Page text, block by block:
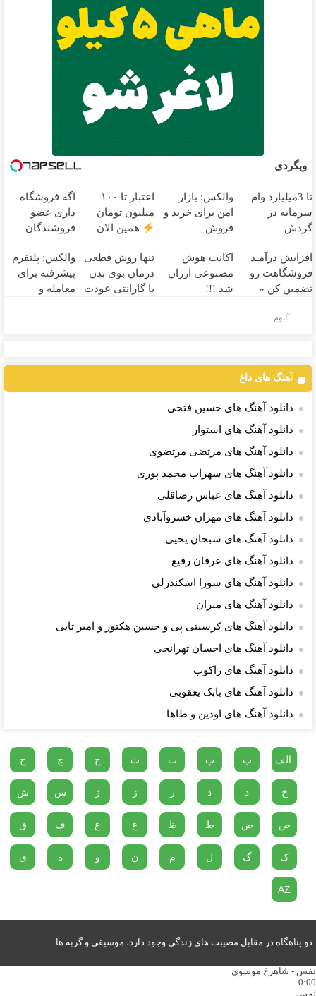
وبگردی
تا 3میلیارد وام
سرمایه در
گردش
فروشگاهت رو
ثبت کن
والکس: بازار
امن برای خرید و
فروش
دیجیتال
اعتبار تا ۱۰۰
میلیون تومان
همین الان
بده
اگه فروشگاه
داری عضو
فروشندگان
میلیارد وام بگیر
افزایش درآمـد
فروشگاهت رو
تضمین کن «
ثبت کن »
اکانت هوش
مصنوعی ارزان
شد !!!
تنها روش قطعی
درمان بوی بدن
با گارانتی عودت
والکس: پلتفرم
پیشرفته برای
معامله و
آلبوم
آهنگ های داغ
دانلود آهنگ های حسین فتحی
دانلود آهنگ های استوار
دانلود آهنگ های مرتضی مرتضوی
دانلود آهنگ های سهراب محمد پوری
دانلود آهنگ های عباس رضاقلی
دانلود آهنگ های مهران خسروآبادی
دانلود آهنگ های سبحان یحیی
دانلود آهنگ های عرفان رفیع
دانلود آهنگ های سورا اسکندرلی
دانلود آهنگ های میران
دانلود آهنگ های کرسیتی پی و حسین هکتور و امیر تایی
دانلود آهنگ های احسان تهرانچی
دانلود آهنگ های راکوب
دانلود آهنگ های بابک یعقوبی
دانلود آهنگ های اودین و طاها
الف ب پ ت ث ج چ ح
خ د ذ ر ز ژ س ش
ص ض ط ظ ع غ ف ق
ک گ ل م ن و ه ی
AZ
دو پناهگاه در مقابل مصیبت های زندگی وجود دارد، موسیقی و گربه ها...
نفس - شاهرخ موسوی
0:00
نفس